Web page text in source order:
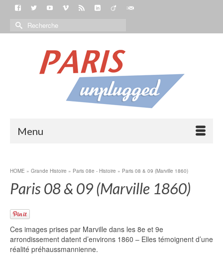
Menu
HOME » Grande Histoire » Paris 08e - Histoire » Paris 08 & 09 (Marville 1860)
Paris 08 & 09 (Marville 1860)
Ces images prises par Marville dans les 8e et 9e
arrondissement datent d’environs 1860 – Elles témoignent d’une
réalité préhaussmannienne.